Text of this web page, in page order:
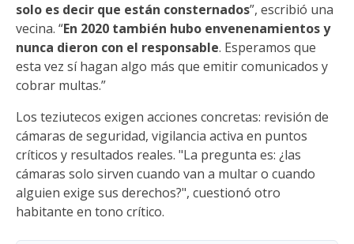
solo es decir que están consternados”, escribió una
vecina. “En 2020 también hubo envenenamientos y
nunca dieron con el responsable. Esperamos que
esta vez sí hagan algo más que emitir comunicados y
cobrar multas.”
Los teziutecos exigen acciones concretas: revisión de
cámaras de seguridad, vigilancia activa en puntos
críticos y resultados reales. "La pregunta es: ¿las
cámaras solo sirven cuando van a multar o cuando
alguien exige sus derechos?", cuestionó otro
habitante en tono crítico.